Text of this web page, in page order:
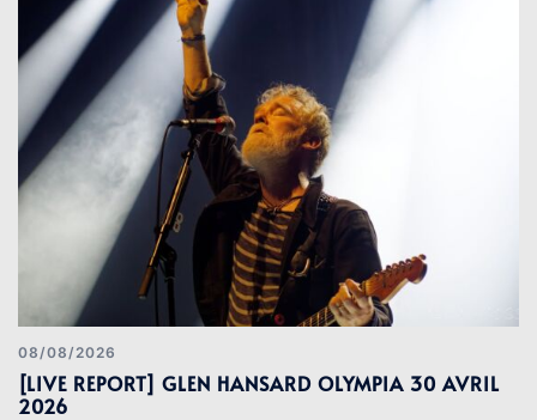
08/08/2026
[LIVE REPORT] GLEN HANSARD OLYMPIA 30 AVRIL
2026